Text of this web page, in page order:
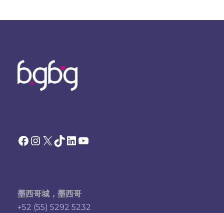
Facebook Instagram X TikTok 领英YouTube
墨西哥城，墨西哥
+52 (55) 5292 5232